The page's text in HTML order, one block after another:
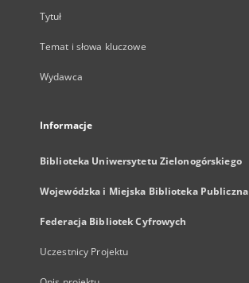
Tytuł
Temat i słowa kluczowe
Wydawca
Informacje
Biblioteka Uniwersytetu Zielonogórskiego
Wojewódzka i Miejska Biblioteka Publiczna
Federacja Bibliotek Cyfrowych
Uczestnicy Projektu